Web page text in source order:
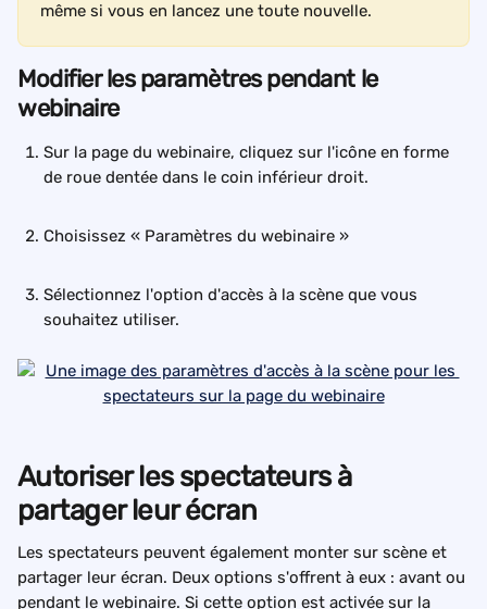
même si vous en lancez une toute nouvelle.
Modifier les paramètres pendant le
webinaire
Sur la page du webinaire, cliquez sur l'icône en forme
de roue dentée dans le coin inférieur droit.
Choisissez « Paramètres du webinaire »
Sélectionnez l'option d'accès à la scène que vous
souhaitez utiliser.
Autoriser les spectateurs à
partager leur écran
Les spectateurs peuvent également monter sur scène et
partager leur écran. Deux options s'offrent à eux : avant ou
pendant le webinaire. Si cette option est activée sur la